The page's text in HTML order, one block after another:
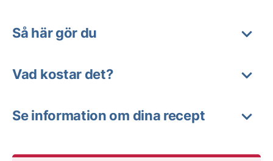
Så här gör du
Vad kostar det?
Se information om dina recept